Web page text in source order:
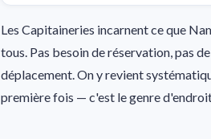
Les Capitaineries incarnent ce que
tous. Pas besoin de réservation, pas
déplacement. On y revient
première fois — c'est le genre